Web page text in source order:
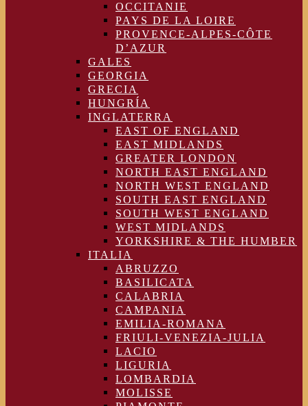
OCCITANIE
PAYS DE LA LOIRE
PROVENCE-ALPES-CÔTE
D’AZUR
GALES
GEORGIA
GRECIA
HUNGRÍA
INGLATERRA
EAST OF ENGLAND
EAST MIDLANDS
GREATER LONDON
NORTH EAST ENGLAND
NORTH WEST ENGLAND
SOUTH EAST ENGLAND
SOUTH WEST ENGLAND
WEST MIDLANDS
YORKSHIRE & THE HUMBER
ITALIA
ABRUZZO
BASILICATA
CALABRIA
CAMPANIA
EMILIA-ROMANA
FRIULI-VENEZIA-JULIA
LACIO
LIGURIA
LOMBARDIA
MOLISSE